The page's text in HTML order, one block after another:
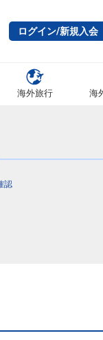
ログイン/新規入会
海外旅行 海
認